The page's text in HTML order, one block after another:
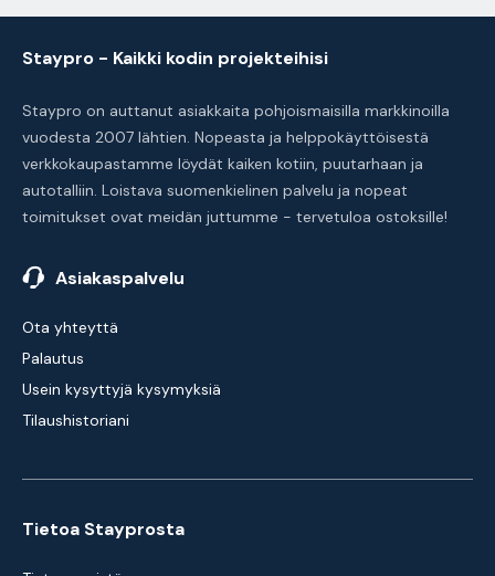
Staypro - Kaikki kodin projekteihisi
Staypro on auttanut asiakkaita pohjoismaisilla markkinoilla
vuodesta 2007 lähtien. Nopeasta ja helppokäyttöisestä
verkkokaupastamme löydät kaiken kotiin, puutarhaan ja
autotalliin. Loistava suomenkielinen palvelu ja nopeat
toimitukset ovat meidän juttumme - tervetuloa ostoksille!
Asiakaspalvelu
Ota yhteyttä
Palautus
Usein kysyttyjä kysymyksiä
Tilaushistoriani
Tietoa Stayprosta